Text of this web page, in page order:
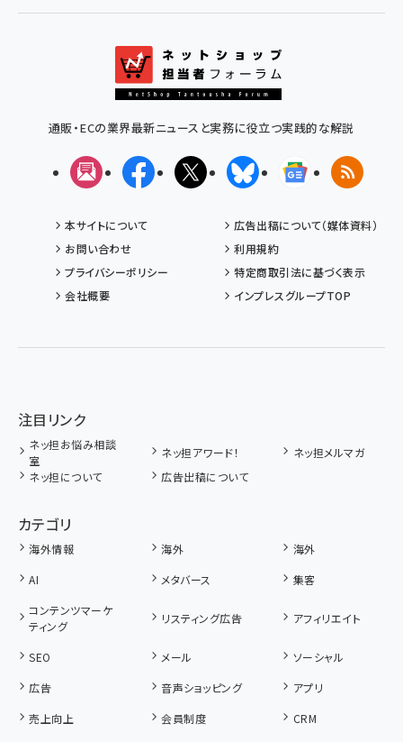
通販・ECの業界最新ニュースと実務に役立つ実践的な解説
メルマガFacebookX(エックス)BlueskyGoogleニュ
RSS
本サイトについて
広告出稿について（媒体資料）
お問い合わせ
利用規約
プライバシーポリシー
特定商取引法に基づく表示
会社概要
インプレスグループTOP
注目リンク
ネッ担お悩み相談
室
ネッ担アワード！
ネッ担メルマガ
ネッ担について
広告出稿について
カテゴリ
海外情報 海外
海外
AI
メタバース
集客
コンテンツマーケ
ティング
リスティング広告 アフィリエイト
SEO メール
ソーシャル
広告
音声ショッピング
アプリ
売上向上
会員制度
CRM